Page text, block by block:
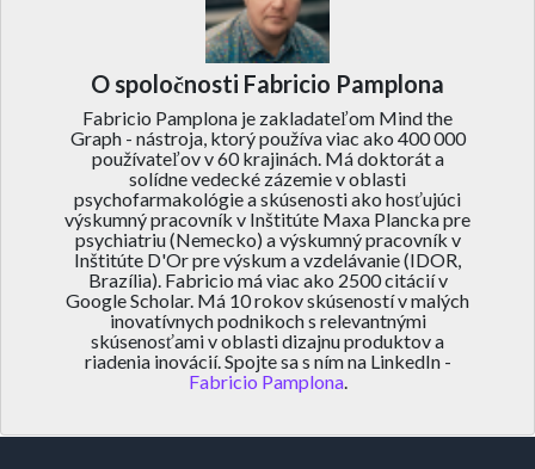
O spoločnosti Fabricio Pamplona
Fabricio Pamplona je zakladateľom Mind the
Graph - nástroja, ktorý používa viac ako 400 000
používateľov v 60 krajinách. Má doktorát a
solídne vedecké zázemie v oblasti
psychofarmakológie a skúsenosti ako hosťujúci
výskumný pracovník v Inštitúte Maxa Plancka pre
psychiatriu (Nemecko) a výskumný pracovník v
Inštitúte D'Or pre výskum a vzdelávanie (IDOR,
Brazília). Fabricio má viac ako 2500 citácií v
Google Scholar. Má 10 rokov skúseností v malých
inovatívnych podnikoch s relevantnými
skúsenosťami v oblasti dizajnu produktov a
riadenia inovácií. Spojte sa s ním na LinkedIn -
Fabricio Pamplona.